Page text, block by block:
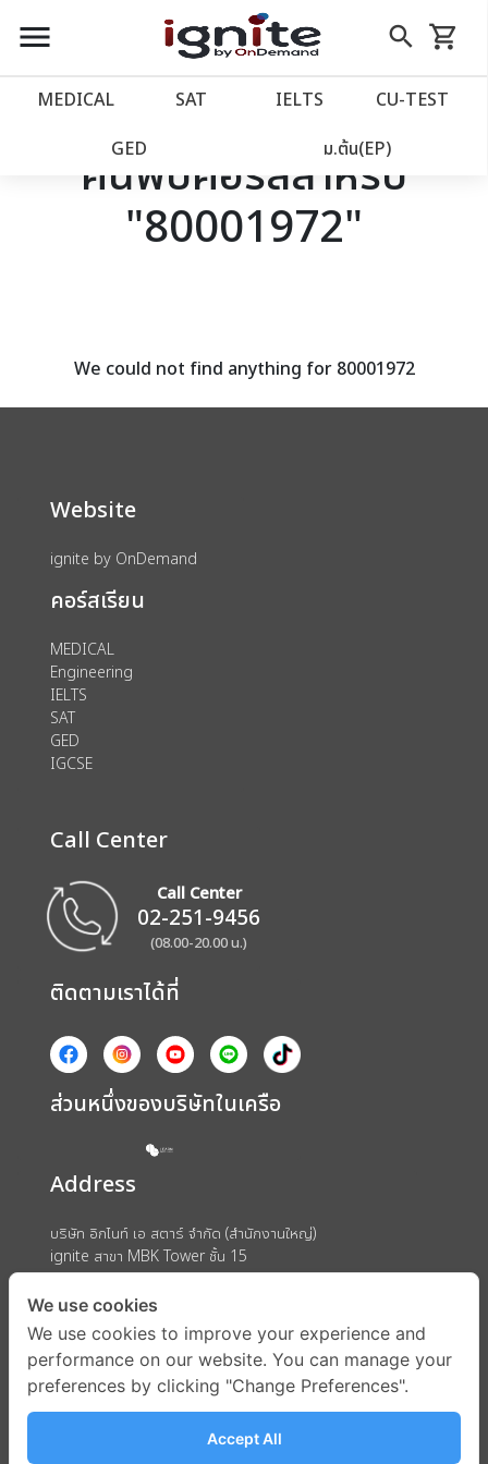
close
account_balance หน้าแรก
เว็บไซต์อิกไนท์
โปรโมชั่น
assignment ลงทะเบียน
menu search
Skip
to
shopping_cart
รถเข็น
MEDICAL SAT IELTS CU‑TEST
GED ม.ต้น(EP)
ค้นพบคอร์สสำหรับ
"80001972"
We could not find anything for 80001972
Website
ignite by OnDemand
คอร์สเรียน
MEDICAL
Engineering
IELTS
SAT
GED
IGCSE
Call Center
Call Center
02-251-9456
(08.00-20.00 น.)
ติดตามเราได้ที่
ส่วนหนึ่งของบริษัทในเครือ
Address
บริษัท อิกไนท์ เอ สตาร์ จำกัด (สำนักงานใหญ่)
ignite สาขา MBK Tower ชั้น 15
ถนนพญาไท แขวงวังใหม่ เขตปทุมวัน กรุงเทพมหานคร 10330
We use cookies
We use cookies to improve your experience and
performance on our website. You can manage your
preferences by clicking "Change Preferences".
Accept All